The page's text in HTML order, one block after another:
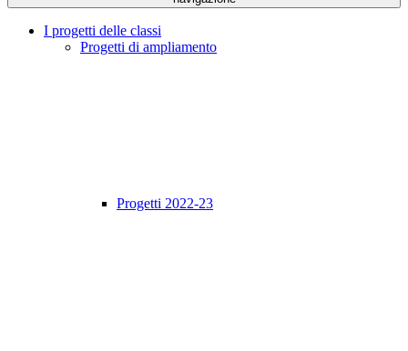
I progetti delle classi
Progetti di ampliamento
Progetti 2022-23